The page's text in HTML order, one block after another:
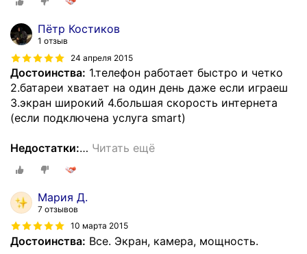
Пётр Костиков
1 отзыв
24 апреля 2015
Достоинства: 1.телефон работает быстро и четко
2.батареи хватает на один день даже если играеш
3.экран широкий 4.большая скорость интернета
(если подключена услуга smart)
Недостатки:… Читать ещё
Мария Д.
7 отзывов
10 марта 2015
Достоинства: Все. Экран, камера, мощность.